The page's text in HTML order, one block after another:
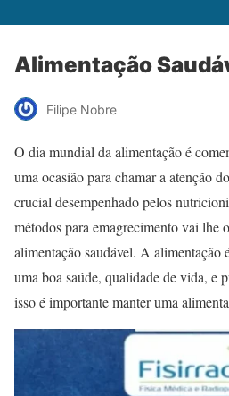
Alimentação
Filipe Nobre
O dia mundial da alimentação é
uma ocasião para chamar a atenção
crucial desempenhado pelos
métodos para emagrecimento vai lhe
alimentação saudável. A alimentação
uma boa saúde, qualidade de vida, e
isso é importante manter uma